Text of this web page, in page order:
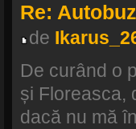
Re:
de
De curând o
și Floreasca,
dacă nu mă